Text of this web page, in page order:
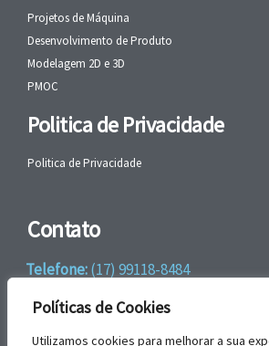
Políticas de Cookies
Utilizamos cookies para melhorar a sua
Projetos de Máquina
Desenvolvimento de Produto
Modelagem 2D e 3D
PMOC
Politica de Privacidade
Politica de Privacidade
Contato
Telefone:(17) 99118-8484
WhatsApp:+55 (17) 99118-8484
email: